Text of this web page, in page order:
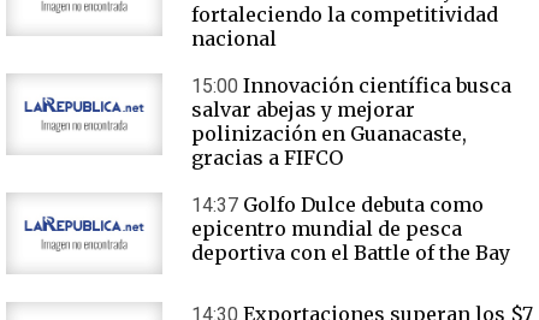
fortaleciendo la competitividad
nacional
15:00 Innovación científica busca
salvar abejas y mejorar
polinización en Guanacaste,
gracias a FIFCO
14:37 Golfo Dulce debuta como
epicentro mundial de pesca
deportiva con el Battle of the Bay
14:30 Exportaciones superan los $7